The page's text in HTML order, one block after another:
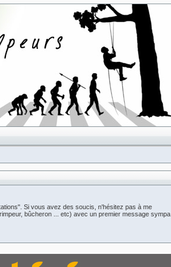
Si vous avez des soucis, n'hésitez pas à me
bûcheron ... etc) avec un premier message sympa